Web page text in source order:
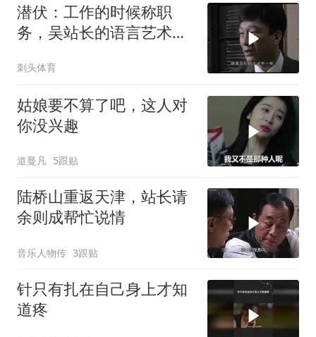
潜伏：工作的时候称职
务，吴站长的语言艺术确
刺头体育
姑娘要不算了吧，这人对
你没兴趣
道曼凡 5跟贴
陆桥山重返天津，站长请
余则成帮忙说情
音乐人物传 3跟贴
针只有扎在自己身上才知
道疼